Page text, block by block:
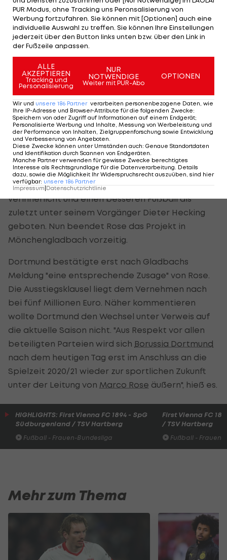
ausgebliebenes Treuebekenntnis zum Verein
hatte bei den Mönchengladbacher Fans für
wachsenden Unmut gesorgt. Obwohl
für einen Rose-Verbleib noch am 6. Februar auf "98
Prozent" taxiert hatte, muss er nun auf
Trainersuche gehen.
Rose hat in seiner bisherigen Amtszeit in
Gladbach überzeugt und das Team bis ins
Champions-League-Achtelfinale gegen
Manchester Citygeführt. Die Mannschaft mit den
ÖsterreichernStefan Lainer, Hannes Wolf und
Valentino Lazarohat seinen Spielstil schnell
verinnerlicht und einen besseren Fußball als
zuletzt unter seinem Vorgänger Dieter Hecking
geboten. Nun beendet Rose das Projekt in
Mönchengladbach vorzeitig.
Dortmund bestätigte erst nach Gladbachs
Meldung "eine entsprechende Zusage" von Rose.
Die Ausstiegsklausel liegt dem Vernehmen nach
bei fünf Millionen Euro. Näher kommentieren
wollte Dortmund den Wechsel unter Verweis auf
die aktuelle Saison nicht. "Aus Respekt vor allen
beteiligten Parteien wird sich Borussia Dortmund
nach dem heutigen Tag erst im Anschluss an die
Spielzeit 2020/21 wieder zur sportlichen Zukunft
unter der Leitung von Marco Rose äußern", hieß es.
HIGHLIGHTS: First Vienna FC 1894 - SpG
Südburgenland / TSV Hartberg
Fußball - Frauen-Bundesliga
First Vienna FC
/ TSV Hartberg
Fußball - Frauen-
Mehr zum Thema
PUR Modus, ohne Tracking uns Peronsalisierung von
Werbung fortzufahren. Sie können mit [Optionen] auch eine
individuelle Auswahl zu treffen. Sie können Ihre Einstellungen
jederzeit über den Button links unten bzw. über den Link in
der Fußzeile anpassen.
ALLE
AKZEPTIEREN
Tracking und
Personalisierung
NUR
NOTWENDIGE
Weiter mit PUR-Abo
OPTIONEN
Wir und unsere 186 Partner verarbeiten personenbezogene Daten, wie
Ihre IP-Adresse und Browser-Attribute für die folgenden Zwecke:
Speichern von oder Zugriff auf Informationen auf einem Endgerät;
Personalisierte Werbung und Inhalte, Messung von Werbeleistung und
der Performance von Inhalten, Zielgruppenforschung sowie Entwicklung
und Verbesserung von Angeboten
Diese Zwecke können unter Umständen auch: Genaue Standortdaten
und Identifikation durch Scannen von Endgeräten
Manche Partner verwenden für gewisse Zwecke berechtigtes
Interesse als Rechtsgrundlage für die Datenverarbeitung. Details
dazu, sowie die Möglichkeit Ihr Widerspruchsrecht auszuüben, sind hier
verfügbar: unsere 186 Partner
Impressum|Datenschutzrichtlinie